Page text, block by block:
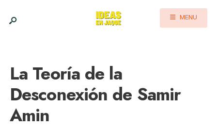
MENU
La Teoría de la
Desconexión de Samir
Amin